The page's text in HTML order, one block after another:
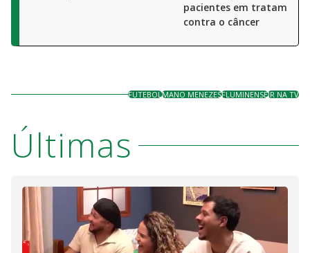
pacientes em tratamento
contra o câncer
FUTEBOLMANO MENEZESFLUMINENSEJR NA TV
Últimas